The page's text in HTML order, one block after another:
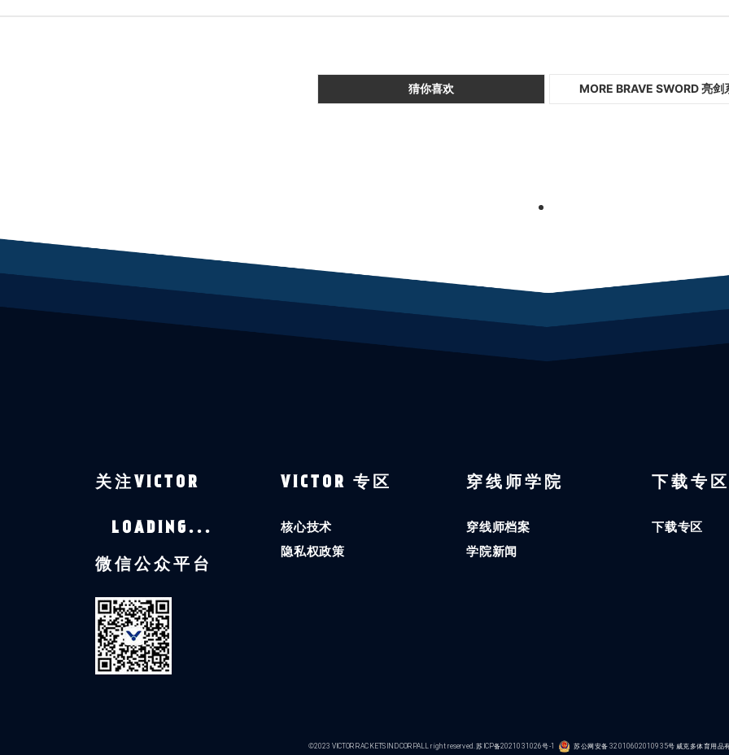
猜你喜欢 MORE BRAVE SWORD 亮剑
1
关注VICTOR
LOADING...
微信公众平台
VICTOR 专区
核心技术
隐私权政策
穿线师学院
穿线师档案
学院新闻
下载专区
下载专区
©2023 VICTOR RACKETS IND CORP.ALL right reserved.苏ICP备2021031026号-1 苏公网安备 32010602010935号 威克多体育用